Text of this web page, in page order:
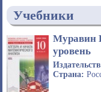
Учебники
Муравин
уровень
Страна: